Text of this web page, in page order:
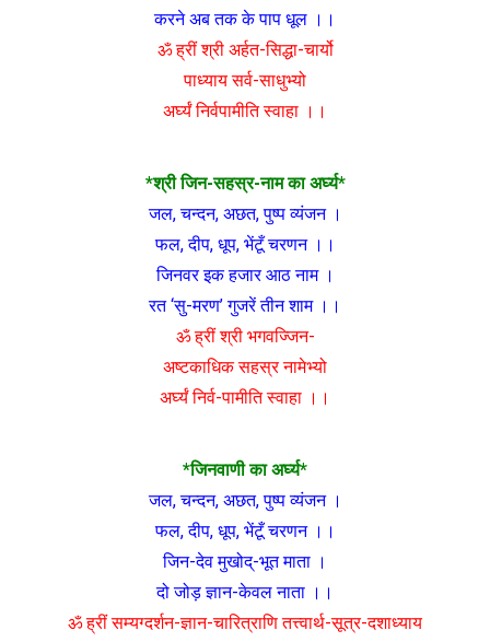
करने अब तक के पाप धूल ।।
ॐ ह्रीं श्री अर्हत-सिद्धा-चार्यो
पाध्याय सर्व-साधुभ्यो
अर्घ्यं निर्वपामीति स्वाहा ।।
*श्री जिन-सहस्र-नाम का अर्घ्य*
जल, चन्दन, अछत, पुष्प व्यंजन ।
फल, दीप, धूप, भेंटूँ चरणन ।।
जिनवर इक हजार आठ नाम ।
रत ‘सु-मरण’ गुजरें तीन शाम ।।
ॐ ह्रीं श्री भगवज्जिन-
अष्टकाधिक सहस्र नामेभ्यो
अर्घ्यं निर्व-पामीति स्वाहा ।।
*जिनवाणी का अर्घ्य*
जल, चन्दन, अछत, पुष्प व्यंजन ।
फल, दीप, धूप, भेंटूँ चरणन ।।
जिन-देव मुखोद्-भूत माता ।
दो जोड़ ज्ञान-केवल नाता ।।
ॐ ह्रीं सम्यग्दर्शन-ज्ञान-चारित्राणि तत्त्वार्थ-सूत्र-दशाध्याय